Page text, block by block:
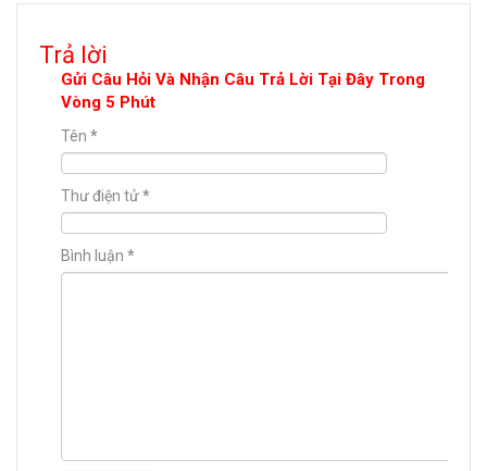
Trả lời
Gửi Câu Hỏi Và Nhận Câu Trả Lời Tại Đây Trong
Vòng 5 Phút
Tên *
Thư điện tử*
Bình luận *